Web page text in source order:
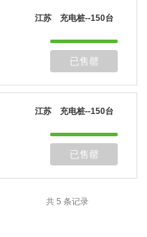
江苏 充电桩--150台
已售罄
江苏 充电桩--150台
已售罄
共 5 条记录